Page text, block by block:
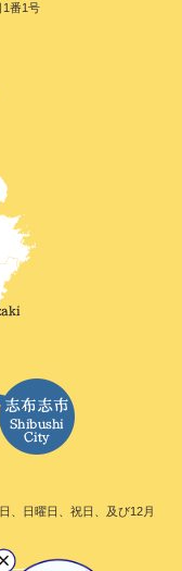
1番1号
、日曜日、祝日、及び12月